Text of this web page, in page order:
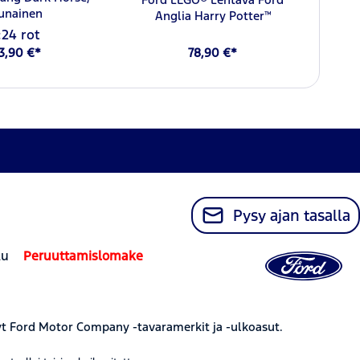
rot
€*
Anglia Harry Potter™
78,90 €*
Pysy ajan tasalla
Peruuttamislomake
Ford Motor Company -tavaramerkit ja -ulkoasut.